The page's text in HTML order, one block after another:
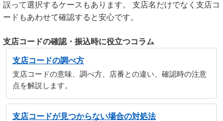
誤って選択するケースもあります。 支店名だけでなく支店コ
ードもあわせて確認すると安心です。
支店コードの確認・振込時に役立つコラム
支店コードの調べ方
支店コードの意味、調べ方、店番との違い、確認時の注意
点を解説します。
支店コードが見つからない場合の対処法